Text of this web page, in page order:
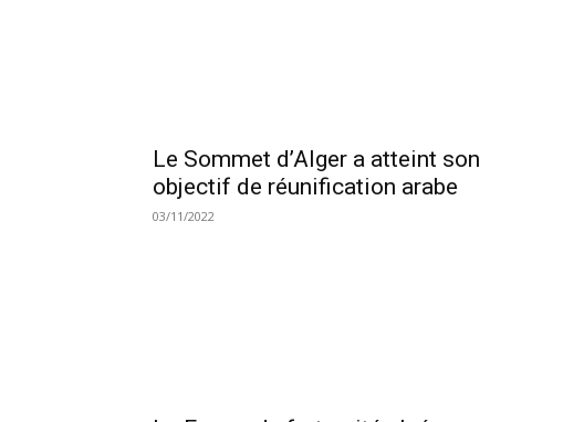
Le Sommet d’Alger a atteint son
objectif de réunification arabe
03/11/2022